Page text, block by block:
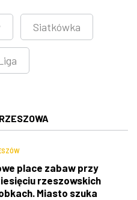
Siatkówka
place zabaw przy
rzeszowskich
Miasto szuka